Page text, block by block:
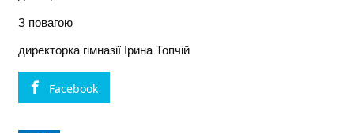
З повагою
директорка гімназії Ірина Топчій
Facebook